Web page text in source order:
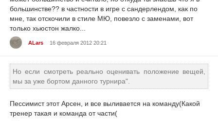
большинстве?? в частности в игре с сандерлендом, как по
мне, так отскочили в стиле МЮ, повезло с заменами, вот
только хьюстон жалко...
ALars 16 февраля 2012 20:21
Но если смотреть реально оценивать положение вещей,
мы за уже бортом данного турнира".
Пессимист этот Арсен, и все выливается на команду(Какой
тренер такая и команда от части(